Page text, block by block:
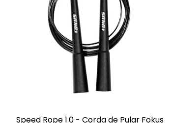
Speed Rope 1.0 - Corda de Pular Fokus